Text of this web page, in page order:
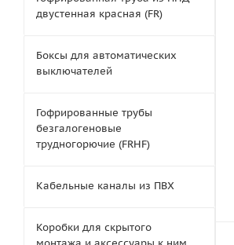
двустенная красная (FR)
Боксы для автоматических
выключателей
Гофрированные трубы
безгалогеновые
трудногорючие (FRHF)
Кабельные каналы из ПВХ
Коробки для скрытого